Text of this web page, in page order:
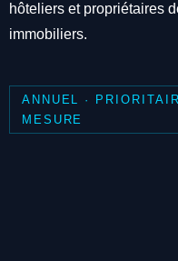
hôteliers et propriétaires
immobiliers.
ANNUEL ·
MESURE